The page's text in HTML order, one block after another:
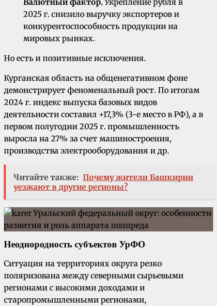
2025 г. снизило выручку экспортеров и
конкурентоспособность продукции на
мировых рынках.
Но есть и позитивные исключения.
Курганская область на общенегативном фоне
демонстрирует феноменальный рост. По итогам
2024 г. индекс выпуска базовых видов
деятельности составил +17,3% (3-е место в РФ), а в
первом полугодии 2025 г. промышленность
выросла на 27% за счет машиностроения,
производства электрооборудования и др.
Читайте также: Почему жители Башкирии
уезжают в другие регионы?
Неоднородность субъектов УрФО
Ситуация на территориях округа резко
поляризована между северными сырьевыми
регионами с высокими доходами и
старопромышленными регионами,